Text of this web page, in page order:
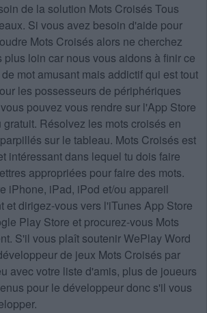
de la solution Mots Croisés Tous
. Si vous avez besoin d'aide pour
Mots Croisés alors ne cherchez
plus loin car nous vous aidons à finir ce
mot amusant mais addictif qui est tout
les possesseurs de périphériques
pouvez vous rendre sur l'App Store
gratuit. Résolvez les mots croisés en
sur le tableau. Mots Croisés est
intéressant dans lequel tu dois faire
appropriées pour faire des mots.
iPhone, iPad, iPod et/ou appareil
et dirigez-vous vers l'iTunes App Store
Play Store et procurez-vous Mots
S'il vous plaît soutenir WePlay Word
de jeux Mots Croisés par
avec votre liste d'amis, plus de joueurs
pour le développeur donc s'il vous